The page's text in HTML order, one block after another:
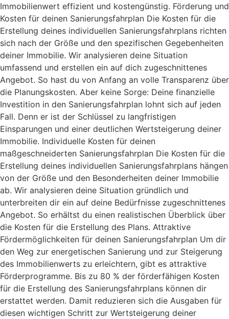
Immobilienwert effizient und kostengünstig. Förderung und
Kosten für deinen Sanierungsfahrplan Die Kosten für die
Erstellung deines individuellen Sanierungsfahrplans richten
sich nach der Größe und den spezifischen Gegebenheiten
deiner Immobilie. Wir analysieren deine Situation
umfassend und erstellen ein auf dich zugeschnittenes
Angebot. So hast du von Anfang an volle Transparenz über
die Planungskosten. Aber keine Sorge: Deine finanzielle
Investition in den Sanierungsfahrplan lohnt sich auf jeden
Fall. Denn er ist der Schlüssel zu langfristigen
Einsparungen und einer deutlichen Wertsteigerung deiner
Immobilie. Individuelle Kosten für deinen
maßgeschneiderten Sanierungsfahrplan Die Kosten für die
Erstellung deines individuellen Sanierungsfahrplans hängen
von der Größe und den Besonderheiten deiner Immobilie
ab. Wir analysieren deine Situation gründlich und
unterbreiten dir ein auf deine Bedürfnisse zugeschnittenes
Angebot. So erhältst du einen realistischen Überblick über
die Kosten für die Erstellung des Plans. Attraktive
Fördermöglichkeiten für deinen Sanierungsfahrplan Um dir
den Weg zur energetischen Sanierung und zur Steigerung
des Immobilienwerts zu erleichtern, gibt es attraktive
Förderprogramme. Bis zu 80 % der förderfähigen Kosten
für die Erstellung des Sanierungsfahrplans können dir
erstattet werden. Damit reduzieren sich die Ausgaben für
diesen wichtigen Schritt zur Wertsteigerung deiner